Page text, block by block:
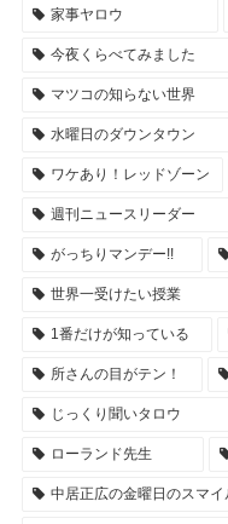
家事ヤロウ
今夜くらべてみました
マツコの知らない世界
水曜日のダウンタウン
ワケあり！レッドゾーン
週刊ニュースリーダー
がっちりマンデー!!
世界一受けたい授業
1番だけが知っている
所さんの目がテン！
じっくり聞いタロウ
ローランド先生
中居正広の金曜日のスマイ